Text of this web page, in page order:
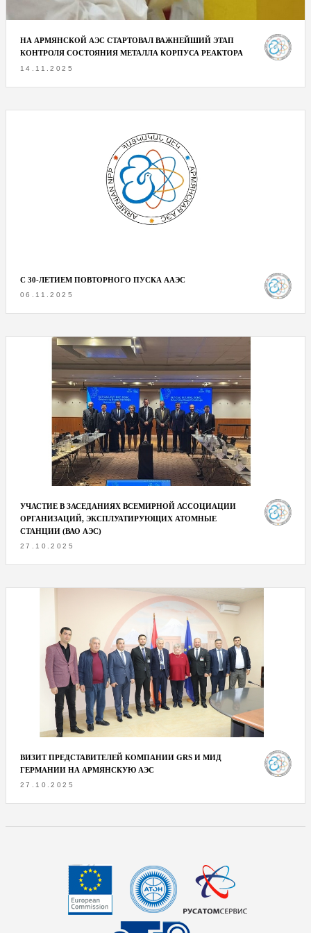
НА АРМЯНСКОЙ АЭС СТАРТОВАЛ ВАЖНЕЙШИЙ ЭТАП
КОНТРОЛЯ СОСТОЯНИЯ МЕТАЛЛА КОРПУСА РЕАКТОРА
14.11.2025
С 30-ЛЕТИЕМ ПОВТОРНОГО ПУСКА ААЭС
06.11.2025
УЧАСТИЕ В ЗАСЕДАНИЯХ ВСЕМИРНОЙ АССОЦИАЦИИ
ОРГАНИЗАЦИЙ, ЭКСПЛУАТИРУЮЩИХ АТОМНЫЕ
СТАНЦИИ (ВАО АЭС)
27.10.2025
ВИЗИТ ПРЕДСТАВИТЕЛЕЙ КОМПАНИИ GRS И МИД
ГЕРМАНИИ НА АРМЯНСКУЮ АЭС
27.10.2025